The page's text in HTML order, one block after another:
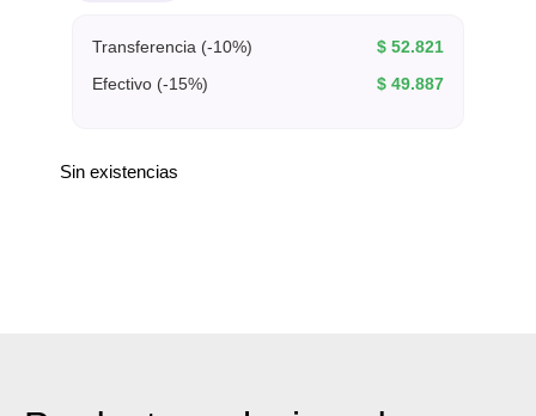
Transferencia (-10%) $ 52.821
Efectivo (-15%)
$ 49.887
Sin existencias